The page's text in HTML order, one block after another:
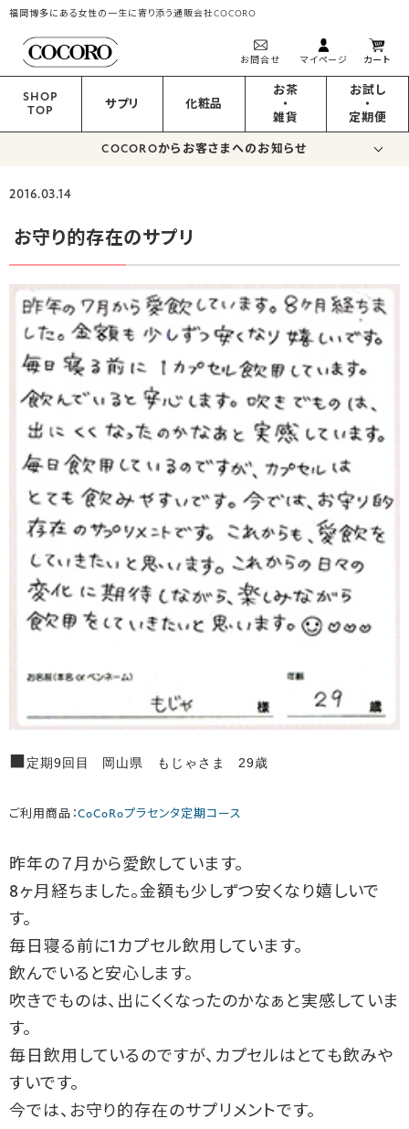
福岡博多にある女性の一生に寄り添う通販会社COCORO
お問合せ マイページ カート
SHOP
TOP
サプリ 化粧品
お茶
・
雑貨
お試し
・
定期便
COCOROからお客さまへのお知らせ
2016.03.14
お守り的存在のサプリ
■定期9回目 岡山県 もじゃさま 29歳
ご利用商品：CoCoRoプラセンタ定期コース
昨年の７月から愛飲しています。
8ヶ月経ちました。金額も少しずつ安くなり嬉しいで
す。
毎日寝る前に1カプセル飲用しています。
飲んでいると安心します。
吹きでものは、出にくくなったのかなぁと実感していま
す。
毎日飲用しているのですが、カプセルはとても飲みや
すいです。
今では、お守り的存在のサプリメントです。